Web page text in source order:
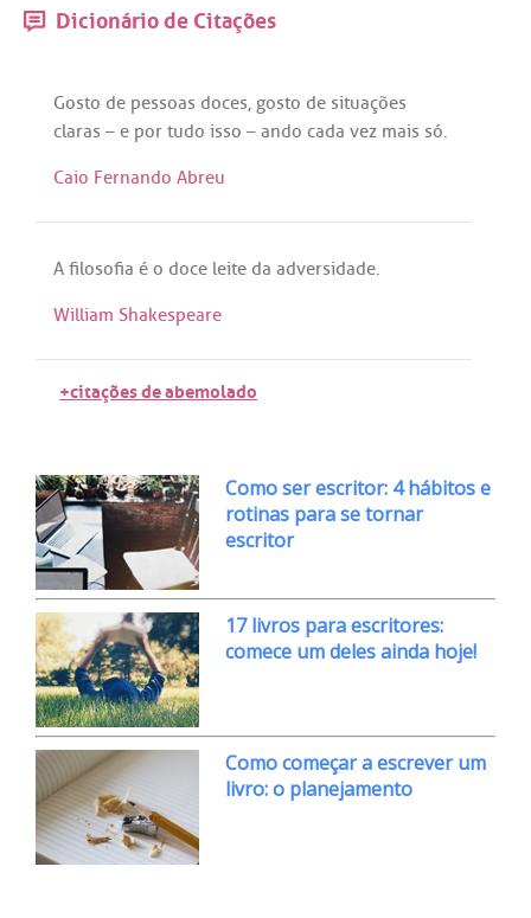
Dicionário de Citações
Gosto de pessoas doces, gosto de situações
claras – e por tudo isso – ando cada vez mais só.
Caio Fernando Abreu
A filosofia é o doce leite da adversidade.
William Shakespeare
+citações de abemolado
Como ser escritor: 4 hábitos e
rotinas para se tornar
escritor
17 livros para escritores:
comece um deles ainda hoje!
Como começar a escrever um
livro: o planejamento